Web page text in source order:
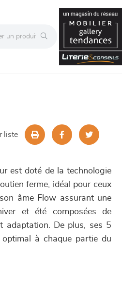
liste
est doté de la technologie
ferme, idéal pour ceux
âme Flow assurant une
et été composées de
adaptation. De plus, ses 5
à chaque partie du